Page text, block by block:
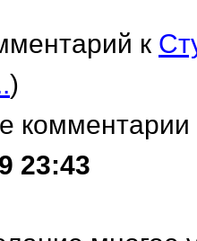
к
)
комментарии
23:43